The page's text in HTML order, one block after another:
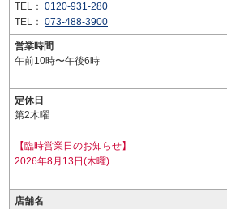
TEL： 0120-931-280
TEL： 073-488-3900
営業時間
午前10時〜午後6時
定休日
第2木曜
【臨時営業日のお知らせ】
2026年8月13日(木曜)
店舗名